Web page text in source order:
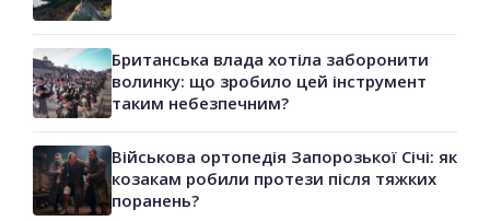
Британська влада хотіла заборонити
волинку: що зробило цей інструмент
таким небезпечним?
Військова ортопедія Запорозької Січі: як
козакам робили протези після тяжких
поранень?